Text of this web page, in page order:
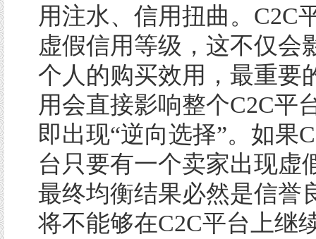
用注水、信用扭曲。C2C
虚假信用等级，这不仅会
个人的购买效用，最重要
用会直接影响整个C2C平
即出现“逆向选择”。如果
台只要有一个卖家出现虚
最终均衡结果必然是信誉
将不能够在C2C平台上继